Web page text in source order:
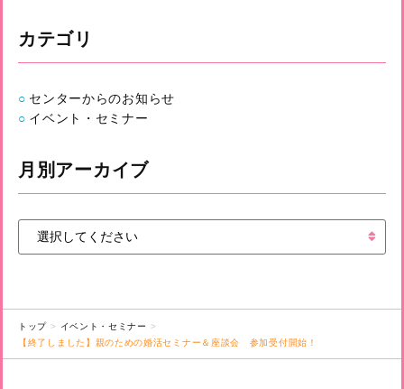
カテゴリ
センターからのお知らせ
イベント・セミナー
月別アーカイブ
トップ
イベント・セミナー
【終了しました】親のための婚活セミナー＆座談会 参加受付開始！